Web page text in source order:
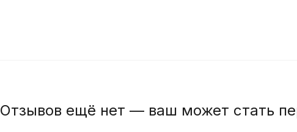
Отзывов ещё нет — ваш может стать